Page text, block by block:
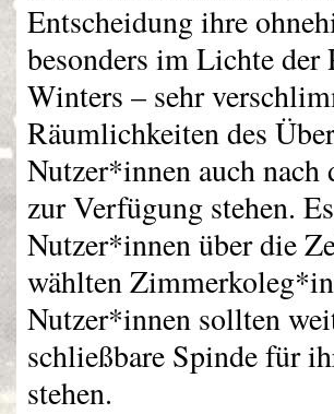
Entscheidung ihre
besonders im Lichte der
Winters – sehr
Räumlichkeiten des
Nutzer*innen auch
zur Verfügung stehen.
Nutzer*innen über die
wählten
Nutzer*innen sollten
schließbare Spinde für
stehen.